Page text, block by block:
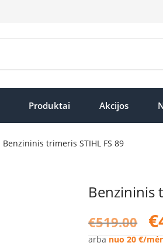
Produktai Akcijos
Benzininis trimeris STIHL FS 89
Benzininis
€519.00 €
arba nuo 20 €/